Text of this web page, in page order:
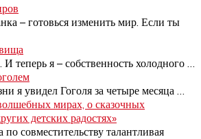
– готовься изменить мир. Если ты
теперь я – собственность холодного
я увидел Гоголя за четыре месяца
мирах, о сказочных
детских радостях»
совместительству талантливая